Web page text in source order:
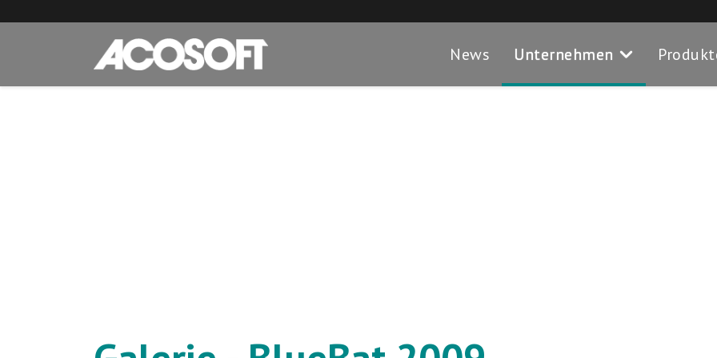
News Unternehmen